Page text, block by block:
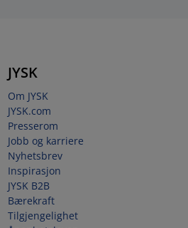
JYSK
Om JYSK
JYSK.com
Presserom
Jobb og karriere
Nyhetsbrev
Inspirasjon
JYSK B2B
Bærekraft
Tilgjengelighet